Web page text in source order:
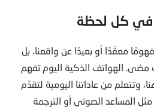
معقّدًا أو بعيدًا عن واقعنا، بل
الهواتف الذكية اليوم تفهم
وتتعلم من عاداتنا اليومية لتقدّم
مثل المساعد الصوتي أو الترجمة